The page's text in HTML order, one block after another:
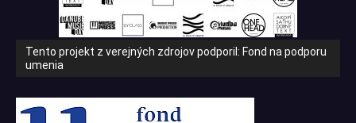
Tento projekt z verejných zdrojov podporil: Fond na podporu
umenia